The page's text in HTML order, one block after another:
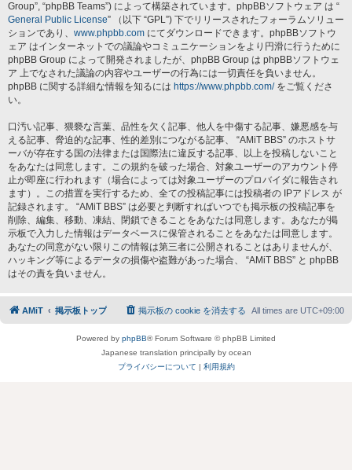
Group”, “phpBB Teams”) によって構築されています。phpBBソフトウェア は “
General Public License” （以下 “GPL”) 下でリリースされたフォーラムソリュー
ションであり、 www.phpbb.com にてダウンロードできます。phpBBソフトウ
ェア はインターネットでの議論やコミュニケーションをより円滑に行うために
phpBB Group によって開発されましたが、phpBB Group は phpBBソフトウェ
ア 上でなされた議論の内容やユーザーの行為には一切責任を負いません。
phpBB に関する詳細な情報を知るには https://www.phpbb.com/をご覧くださ
い。
口汚い記事、猥褻な言葉、品性を欠く記事、他人を中傷する記事、嫌悪感を与
える記事、脅迫的な記事、性的差別につながる記事、 “AMiT BBS” のホストサ
ーバが存在する国の法律または国際法に違反する記事、以上を投稿しないこと
をあなたは同意します。この規約を破った場合、対象ユーザーのアカウント停
止が即座に行われます（場合によっては対象ユーザーのプロバイダに報告され
ます）。この措置を実行するため、全ての投稿記事には投稿者の IPアドレス が
記録されます。 “AMiT BBS” は必要と判断すればいつでも掲示板の投稿記事を
削除、編集、移動、凍結、閉鎖できることをあなたは同意します。あなたが掲
示板で入力した情報はデータベースに保管されることをあなたは同意します。
あなたの同意がない限りこの情報は第三者に公開されることはありませんが、
ハッキング等によるデータの損傷や盗難があった場合、 “AMiT BBS” と phpBB
はその責を負いません。
AMiT 掲示板トップ All times are UTC+09:00
掲示板の cookie を消去する
Powered by phpBB® Forum Software © phpBB Limited
Japanese translation principally by ocean
プライバシーについて | 利用規約